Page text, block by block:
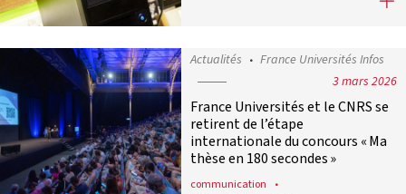
Actualités
France Universités Infos
3 mars 2026
France Universités et le CNRS se
retirent de l’étape
internationale du concours « Ma
thèse en 180 secondes »
communication